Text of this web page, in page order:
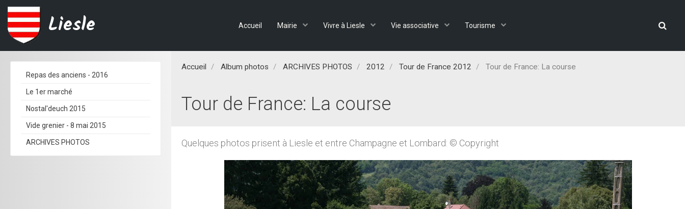
Liesle Accueil Mairie Vivre à Liesle Vie associative Tourisme
Accueil Album photos ARCHIVES PHOTOS 2012 Tour de France 2012 Tour de France: La course
Tour de France: La course
Quelques photos prisent à Liesle et entre Champagne et Lombard: © Copyright
Repas des anciens - 2016
Le 1er marché
Nostal'deuch 2015
Vide grenier - 8 mai 2015
ARCHIVES PHOTOS